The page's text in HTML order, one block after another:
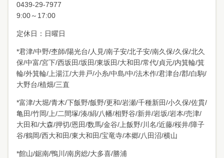
0439-29-7977
9:00～17:00
定休日：日曜日
*君津/中野/杢師/陽光台/人見/南子安/北子安/南久保/久保/北久
保/中富/宮下/西坂田/坂田/東坂田/大和田/常代/貞元/内箕輪/箕
輪/外箕輪/上湯江/大井戸/小糸/中島/中/法木作/君津台/郡/白駒/
大野台/植畑/三直
*富津/大堀/青木/下飯野/飯野/更和/岩瀬/千種新田/小久保/佐貫/
亀田/竹岡/上/二間塚/湊/絹/八幡/相野谷/新井/岩坂/岩本/売津/
大田和/大森/押切/恩田/数馬/金谷/上飯野/川名/近藤/桜井/障子
谷/鶴岡/西大和田/東大和田/宝竜寺/本郷/八田沼/横山
*館山/鋸南/鴨川/南房総/大多喜/勝浦